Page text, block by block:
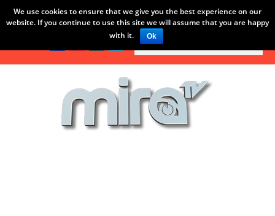
LO ÚLTIMO:
el programa completo (04/06/2015) “Rick Sánchez”, el
We use cookies to ensure that we give you the best experience on our
website. If you continue to use this site we will assume that you are happy
with it.
Ok